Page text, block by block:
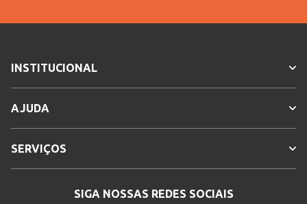
INSTITUCIONAL
AJUDA
SERVIÇOS
SIGA NOSSAS REDES SOCIAIS